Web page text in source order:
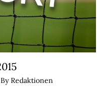
Redaktionen